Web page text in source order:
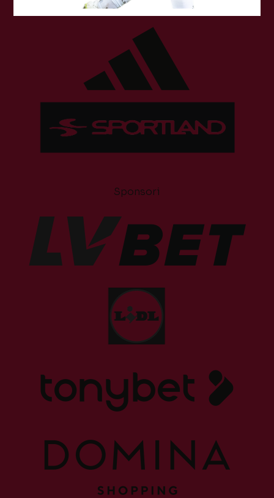
Tehniskais sponsors
Sponsori